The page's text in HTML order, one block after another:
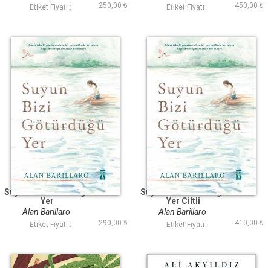
Etiket Fiyatı : 250,00 ₺ Etiket Fiyatı : 450,00 ₺
Suyun Bizi Götürdüğü
Yer
Alan Barillaro
Etiket Fiyatı : 290,00 ₺
Suyun Bizi Götürdüğü
Yer Ciltli
Alan Barillaro
Etiket Fiyatı : 410,00 ₺